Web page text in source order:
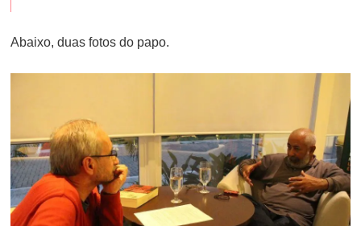
Abaixo, duas fotos do papo.